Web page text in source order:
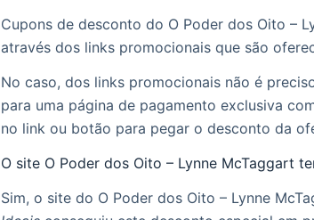
Cupons de desconto do O Poder dos Oito –
através dos links promocionais que são
No caso, dos links promocionais não é
para uma página de pagamento exclusiva
no link ou botão para pegar o desconto da
O site O Poder dos Oito – Lynne McTaggart
Sim, o site do O Poder dos Oito – Lynne